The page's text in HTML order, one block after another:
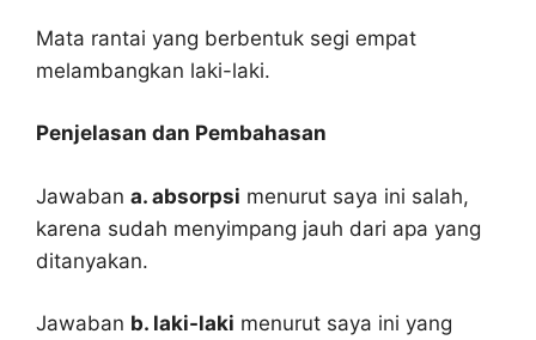
Mata rantai yang berbentuk segi empat
melambangkan laki-laki.
Penjelasan dan Pembahasan
Jawaban a. absorpsi menurut saya ini salah,
karena sudah menyimpang jauh dari apa yang
ditanyakan.
Jawaban b. laki-laki menurut saya ini yang